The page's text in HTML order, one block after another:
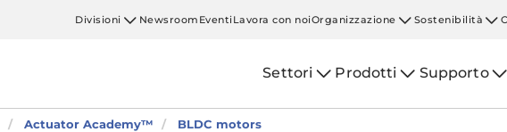
Divisioni Newsroom EventiLavora con noiOrganizzazione Sostenibilità
Settori Prodotti Supporto
Actuator Academy™ BLDC motors